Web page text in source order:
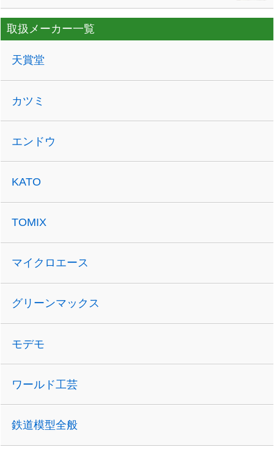
取扱メーカー一覧
天賞堂
カツミ
エンドウ
KATO
TOMIX
マイクロエース
グリーンマックス
モデモ
ワールド工芸
鉄道模型全般